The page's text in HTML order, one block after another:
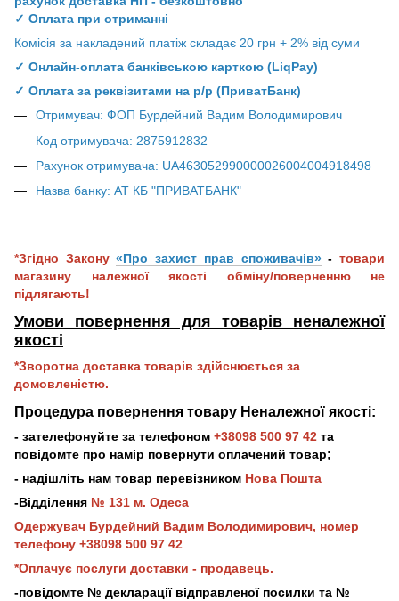
✓ Оплата при отриманні
Комісія за накладений платіж складає 20 грн + 2% від суми
✓ Онлайн-оплата банківською карткою (LiqPay)
✓ Оплата за реквізитами на р/р (ПриватБанк)
Отримувач: ФОП Бурдейний Вадим Володимирович
Код отримувача: 2875912832
Рахунок отримувача: UA463052990000026004004918498
Назва банку: АТ КБ "ПРИВАТБАНК"
*Згідно Закону «Про захист прав споживачів» - товари
магазину належної якості обміну/поверненню не
підлягають!
Умови повернення для товарів неналежної
якості
*Зворотна доставка товарів здійснюється за
домовленістю.
Процедура повернення товару Неналежної якості:
- зателефонуйте за телефоном +38098 500 97 42 та
повідомте про намір повернути оплачений товар;
- надішліть нам товар перевізником Нова Пошта
-Відділення № 131 м. Одеса
Одержувач Бурдейний Вадим Володимирович, номер
телефону +38098 500 97 42
*Оплачує послуги доставки - продавець.
-повідомте № декларації відправленої посилки та №